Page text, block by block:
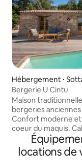
Hébergement ⋅
Bergerie U Cintu
Maison
bergeries
Confort moderne
coeur du maquis.
Il se compose
coin cuisine, salon et
chambres avec
locations de